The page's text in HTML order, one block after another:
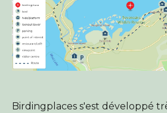
Birdingplaces s'est développé